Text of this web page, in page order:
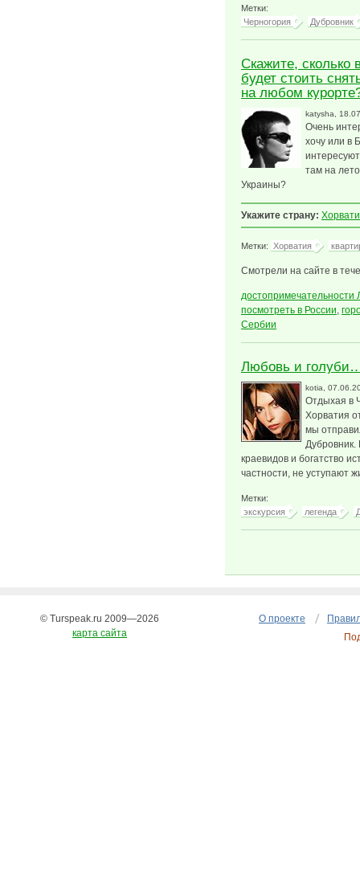
Метки:
Черногория
Дубровник
Скажите, сколько
будет стоить
на любом
katysha ,
Очень
хочу или в
там на
Украины?
Укажите страну:
Метки: Хорватия
Смотрели на сайте в
достопримечательности
посмотреть в России,
Сербии
Любовь и
kotia ,
Отдыхая в
Хорватия
мы
Дубровник.
краевидов и богатство
частности, не уступают
Метки:
экскурсия
легенда
О проекте
© Turspeak.ru 2009—2026
карта сайта